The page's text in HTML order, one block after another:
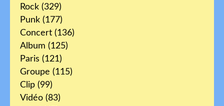
Rock (329)
Punk (177)
Concert (136)
Album (125)
Paris (121)
Groupe (115)
Clip (99)
Vidéo (83)